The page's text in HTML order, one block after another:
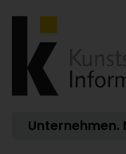
Unternehmen.